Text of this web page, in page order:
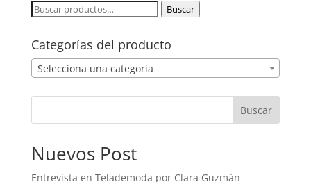
Buscar
Buscar
Categorías del producto
Selecciona una categoría
Buscar
Nuevos Post
Entrevista en Telademoda por Clara Guzmán